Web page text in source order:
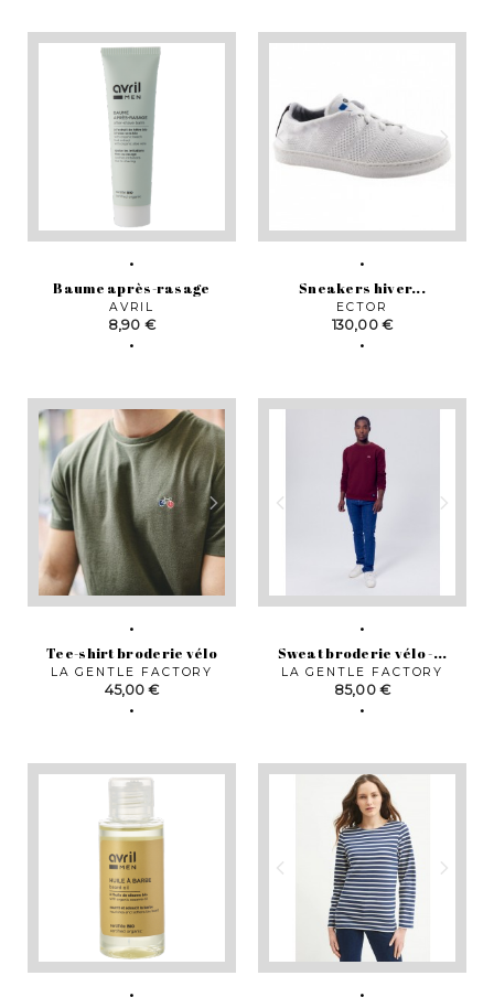
Baume après-rasage
AVRIL
Prix
8,90 €
Sneakers hiver...
ECTOR
Prix
130,00 €
Tee-shirt broderie vélo
LA GENTLE FACTORY
Prix
45,00 €
Sweat broderie vélo -...
LA GENTLE FACTORY
Prix
85,00 €